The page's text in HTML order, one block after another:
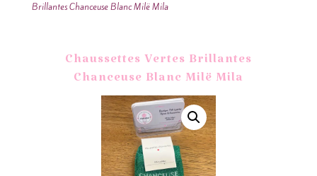
Brillantes Chanceuse Blanc Milë Mila
Chaussettes Vertes Brillantes
Chanceuse Blanc Milë Mila